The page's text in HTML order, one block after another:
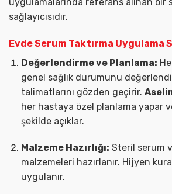
sağlayıcısıdır.
Evde Serum Taktırma Uygulama
Değerlendirme ve Planlama:
genel sağlık durumunu
talimatlarını gözden geçirir.
her hastaya özel planlama yapar
şekilde açıklar.
Malzeme Hazırlığı: Steril serum
malzemeleri hazırlanır. Hijyen
uygulanır.